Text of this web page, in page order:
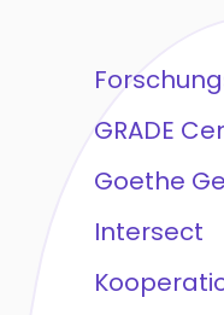
GRADE
Goethe
Intersect